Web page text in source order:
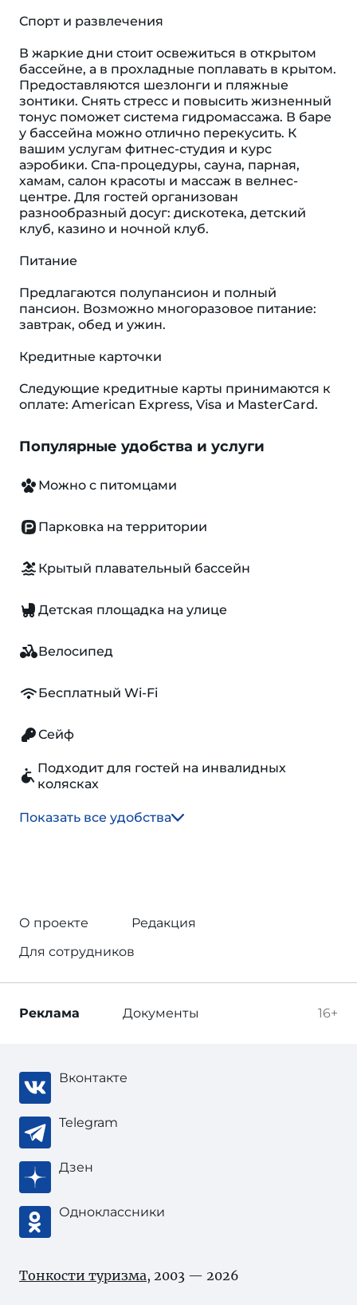
Спорт и развлечения
В жаркие дни стоит освежиться в открытом
бассейне, а в прохладные поплавать в крытом.
Предоставляются шезлонги и пляжные
зонтики. Снять стресс и повысить жизненный
тонус поможет система гидромассажа. В баре
у бассейна можно отлично перекусить. К
вашим услугам фитнес-студия и курс
аэробики. Спа-процедуры, сауна, парная,
хамам, салон красоты и массаж в велнес-
центре. Для гостей организован
разнообразный досуг: дискотека, детский
клуб, казино и ночной клуб.
Питание
Предлагаются полупансион и полный
пансион. Возможно многоразовое питание:
завтрак, обед и ужин.
Кредитные карточки
Следующие кредитные карты принимаются к
оплате: American Express, Visa и MasterCard.
Популярные удобства и услуги
Можно с питомцами
Парковка на территории
Крытый плавательный бассейн
Детская площадка на улице
Велосипед
Бесплатный Wi-Fi
Сейф
Подходит для гостей на инвалидных
колясках
Показать все удобства
О проекте
Редакция
Для сотрудников
16+
Реклама Документы
Вконтакте
Telegram
Дзен
Одноклассники
Тонкости туризма, 2003 — 2026